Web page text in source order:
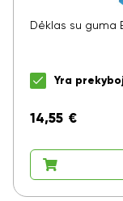
Dėklas su guma
Yra
14,55 €